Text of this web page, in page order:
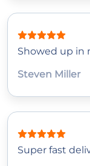
Showed up in
Steven Miller
Super fast